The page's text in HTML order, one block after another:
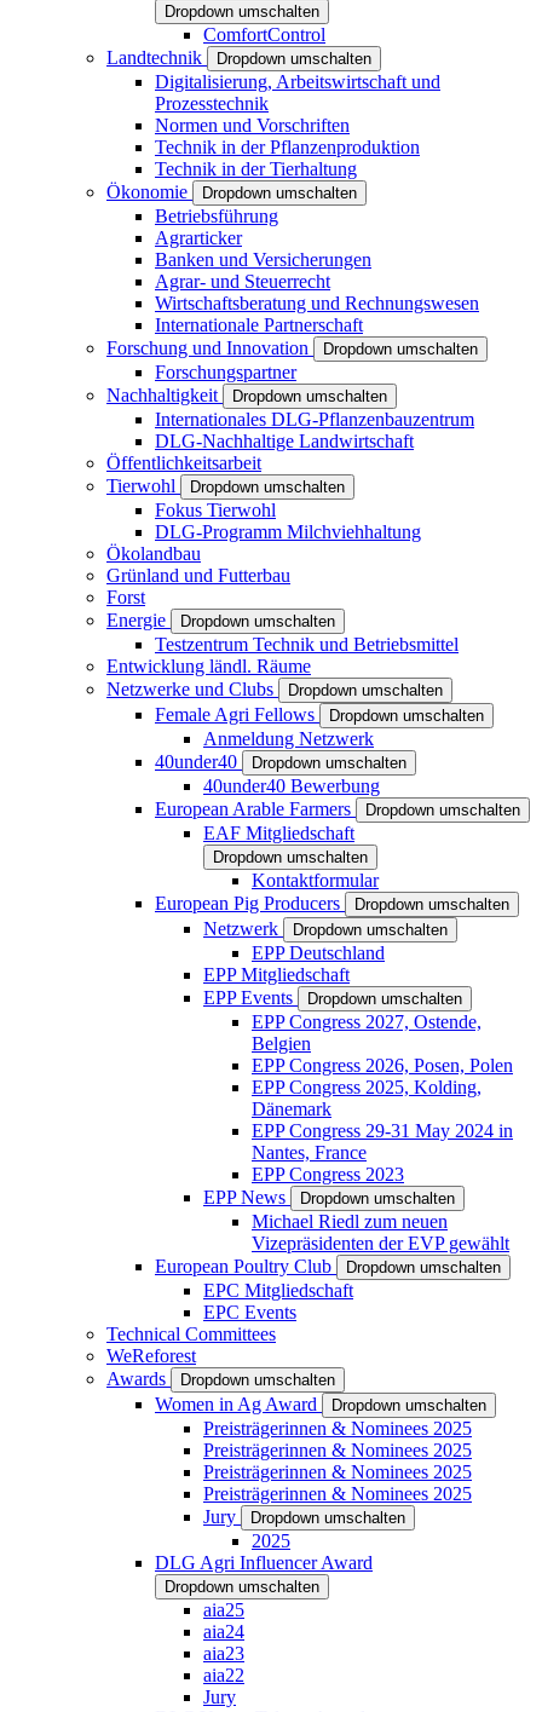
Dropdown umschalten
ComfortControl
Landtechnik
Dropdown umschalten
Digitalisierung, Arbeitswirtschaft und
Prozesstechnik
Normen und Vorschriften
Technik in der Pflanzenproduktion
Technik in der Tierhaltung
Ökonomie
Dropdown umschalten
Betriebsführung
Agrarticker
Banken und Versicherungen
Agrar- und Steuerrecht
Wirtschaftsberatung und Rechnungswesen
Internationale Partnerschaft
Forschung und Innovation
Dropdown umschalten
Forschungspartner
Nachhaltigkeit
Dropdown umschalten
Internationales DLG-Pflanzenbauzentrum
DLG-Nachhaltige Landwirtschaft
Öffentlichkeitsarbeit
Tierwohl
Dropdown umschalten
Fokus Tierwohl
DLG-Programm Milchviehhaltung
Ökolandbau
Grünland und Futterbau
Forst
Energie
Dropdown umschalten
Testzentrum Technik und Betriebsmittel
Entwicklung ländl. Räume
Netzwerke und Clubs
Dropdown umschalten
Female Agri Fellows Dropdown umschalten
Anmeldung Netzwerk
40under40
Dropdown umschalten
40under40 Bewerbung
European Arable Farmers
Dropdown umschalten
EAF Mitgliedschaft
Dropdown umschalten
Kontaktformular
European Pig Producers
Dropdown umschalten
Netzwerk Dropdown umschalten
EPP Deutschland
EPP Mitgliedschaft
EPP Events
Dropdown umschalten
EPP Congress 2027, Ostende,
Belgien
EPP Congress 2026, Posen, Polen
EPP Congress 2025, Kolding,
Dänemark
EPP Congress 29-31 May 2024 in
Nantes, France
EPP Congress 2023
EPP News
Dropdown umschalten
Michael Riedl zum neuen
Vizepräsidenten der EVP gewählt
European Poultry Club
Dropdown umschalten
EPC Mitgliedschaft
EPC Events
Technical Committees
WeReforest
Awards
Dropdown umschalten
Women in Ag Award Dropdown umschalten
Preisträgerinnen & Nominees 2025
Preisträgerinnen & Nominees 2025
Preisträgerinnen & Nominees 2025
Preisträgerinnen & Nominees 2025
Jury
Dropdown umschalten
2025
DLG Agri Influencer Award
Dropdown umschalten
aia25
aia24
aia23
aia22
Jury